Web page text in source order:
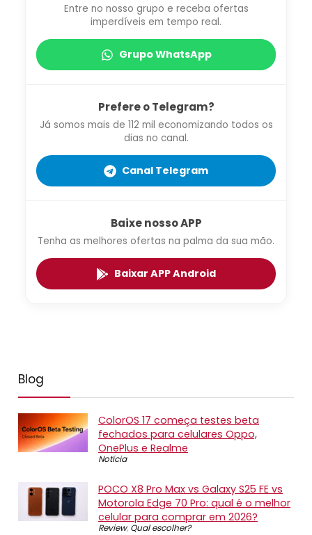
Entre no nosso grupo e receba ofertas
imperdíveis em tempo real.
Grupo WhatsApp
Prefere o Telegram?
Já somos mais de 112 mil economizando todos os
dias no canal.
Canal Telegram
Baixe nosso APP
Tenha as melhores ofertas na palma da sua mão.
Baixar APP Android
Blog
ColorOS 17 começa testes beta
fechados para celulares Oppo,
OnePlus e Realme
Notícia
POCO X8 Pro Max vs Galaxy S25 FE vs
Motorola Edge 70 Pro: qual é o melhor
celular para comprar em 2026?
Review, Qual escolher?